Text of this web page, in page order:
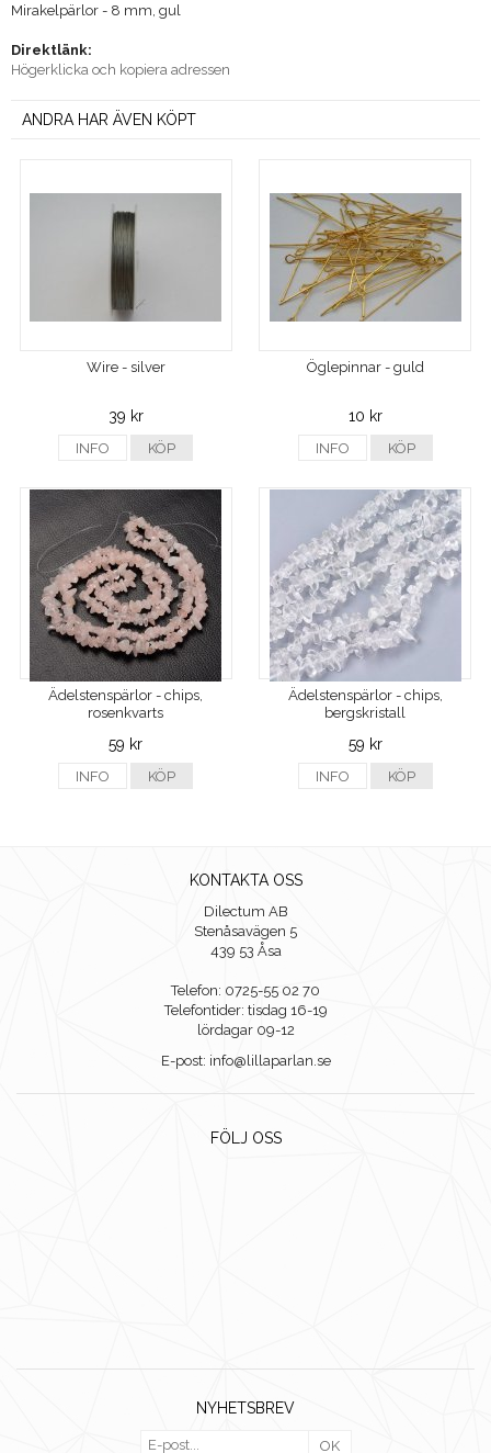
Mirakelpärlor - 8 mm, gul
Direktlänk:
Högerklicka och kopiera adressen
ANDRA HAR ÄVEN KÖPT
Wire - silver
39 kr
INFO KÖP
Öglepinnar - guld
10 kr
INFO KÖP
Ädelstenspärlor - chips,
rosenkvarts
59 kr
INFO KÖP
Ädelstenspärlor - chips,
bergskristall
59 kr
INFO KÖP
KONTAKTA OSS
Dilectum AB
Stenåsavägen 5
439 53 Åsa
Telefon: 0725-55 02 70
Telefontider: tisdag 16-19
lördagar 09-12
E-post: info@lillaparlan.se
FÖLJ OSS
NYHETSBREV
OK